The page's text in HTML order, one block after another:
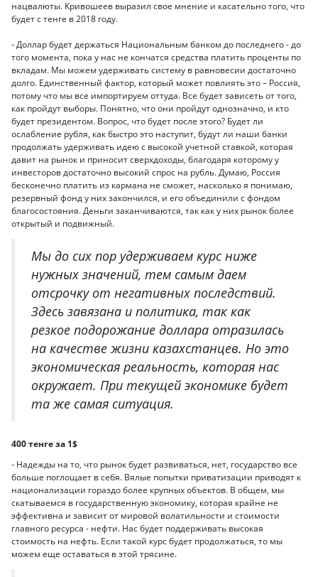
нацвалюты. Кривошеев выразил свое мнение и касательно того, что
будет с тенге в 2018 году.
- Доллар будет держаться Национальным банком до последнего - до
того момента, пока у нас не кончатся средства платить проценты по
вкладам. Мы можем удерживать систему в равновесии достаточно
долго. Единственный фактор, который может повлиять это – Россия,
потому что мы все импортируем оттуда. Все будет зависеть от того,
как пройдут выборы. Понятно, что они пройдут однозначно, и кто
будет президентом. Вопрос, что будет после этого? Будет ли
ослабление рубля, как быстро это наступит, будут ли наши банки
продолжать удерживать идею с высокой учетной ставкой, которая
давит на рынок и приносит сверхдоходы, благодаря которому у
инвесторов достаточно высокий спрос на рубль. Думаю, Россия
бесконечно платить из кармана не сможет, насколько я понимаю,
резервный фонд у них закончился, и его объединили с фондом
благосостояния. Деньги заканчиваются, так как у них рынок более
открытый и подвижный.
Мы до сих пор удерживаем курс ниже
нужных значений, тем самым даем
отсрочку от негативных последствий.
Здесь завязана и политика, так как
резкое подорожание доллара отразилась
на качестве жизни казахстанцев. Но это
экономическая реальность, которая нас
окружает. При текущей экономике будет
та же самая ситуация.
400 тенге за 1$
- Надежды на то, что рынок будет развиваться, нет, государство все
больше поглощает в себя. Вялые попытки приватизации приводят к
национализации гораздо более крупных объектов. В общем, мы
скатываемся в государственную экономику, которая крайне не
эффективна и зависит от мировой волатильности и стоимости
главного ресурса - нефти. Нас будет поддерживать высокая
стоимость на нефть. Если такой курс будет продолжаться, то мы
можем еще оставаться в этой трясине.